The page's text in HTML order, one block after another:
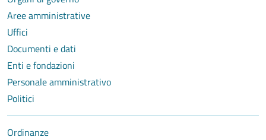
Aree amministrative
Uffici
Documenti e dati
Enti e fondazioni
Personale amministrativo
Politici
Ordinanze